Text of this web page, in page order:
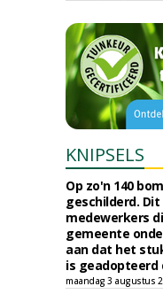
KNIPSELS
Op zo'n 140
geschilderd.
medewerkers
gemeente
aan dat het
is geadopteerd
maandag 3 augustus